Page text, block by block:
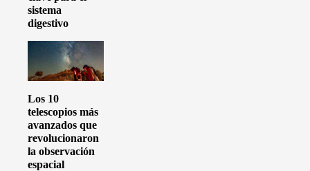
sistema
digestivo
Los 10
telescopios más
avanzados que
revolucionaron
la observación
espacial